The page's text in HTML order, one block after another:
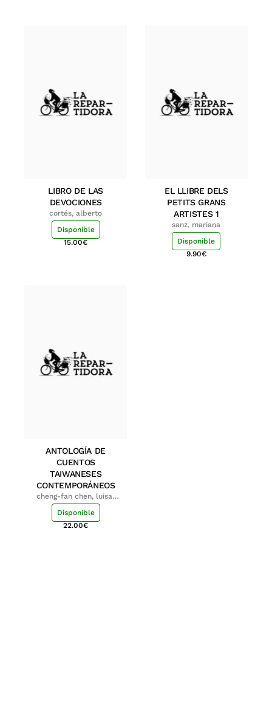
LIBRO DE LAS
DEVOCIONES
cortés, alberto
Disponible
15.00€
EL LLIBRE DELS
PETITS GRANS
ARTISTES 1
sanz, mariana
Disponible
9.90€
ANTOLOGÍA DE
CUENTOS
TAIWANESES
CONTEMPORÁNEOS
cheng-fan chen, luisa;
shu-ying chang, luisa
Disponible
22.00€